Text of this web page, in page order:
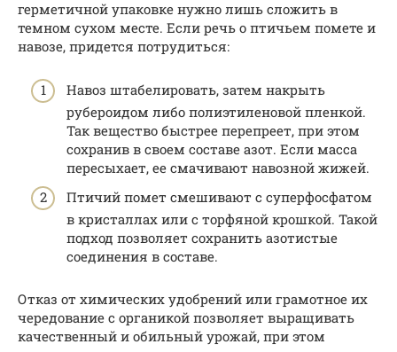
герметичной упаковке нужно лишь сложить в
темном сухом месте. Если речь о птичьем помете и
навозе, придется потрудиться:
Навоз штабелировать, затем накрыть
рубероидом либо полиэтиленовой пленкой.
Так вещество быстрее перепреет, при этом
сохранив в своем составе азот. Если масса
пересыхает, ее смачивают навозной жижей.
Птичий помет смешивают с суперфосфатом
в кристаллах или с торфяной крошкой. Такой
подход позволяет сохранить азотистые
соединения в составе.
Отказ от химических удобрений или грамотное их
чередование с органикой позволяет выращивать
качественный и обильный урожай, при этом